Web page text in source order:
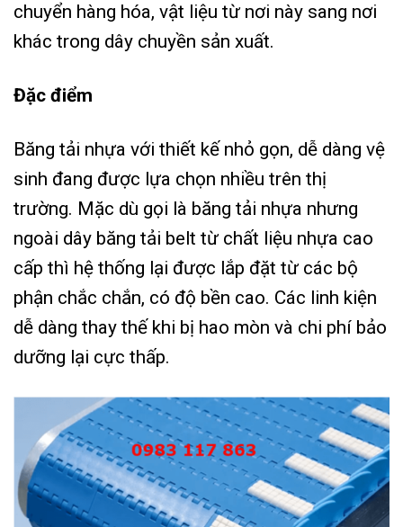
chuyển hàng hóa, vật liệu từ nơi này sang nơi
khác trong dây chuyền sản xuất.
Đặc điểm
Băng tải nhựa với thiết kế nhỏ gọn, dễ dàng vệ
sinh đang được lựa chọn nhiều trên thị
trường. Mặc dù gọi là băng tải nhựa nhưng
ngoài dây băng tải belt từ chất liệu nhựa cao
cấp thì hệ thống lại được lắp đặt từ các bộ
phận chắc chắn, có độ bền cao. Các linh kiện
dễ dàng thay thế khi bị hao mòn và chi phí bảo
dưỡng lại cực thấp.